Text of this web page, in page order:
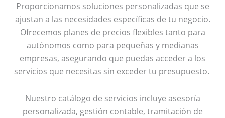
Proporcionamos soluciones personalizadas que se
ajustan a las necesidades específicas de tu negocio.
Ofrecemos planes de precios flexibles tanto para
autónomos como para pequeñas y medianas
empresas, asegurando que puedas acceder a los
servicios que necesitas sin exceder tu presupuesto.
Nuestro catálogo de servicios incluye asesoría
personalizada, gestión contable, tramitación de